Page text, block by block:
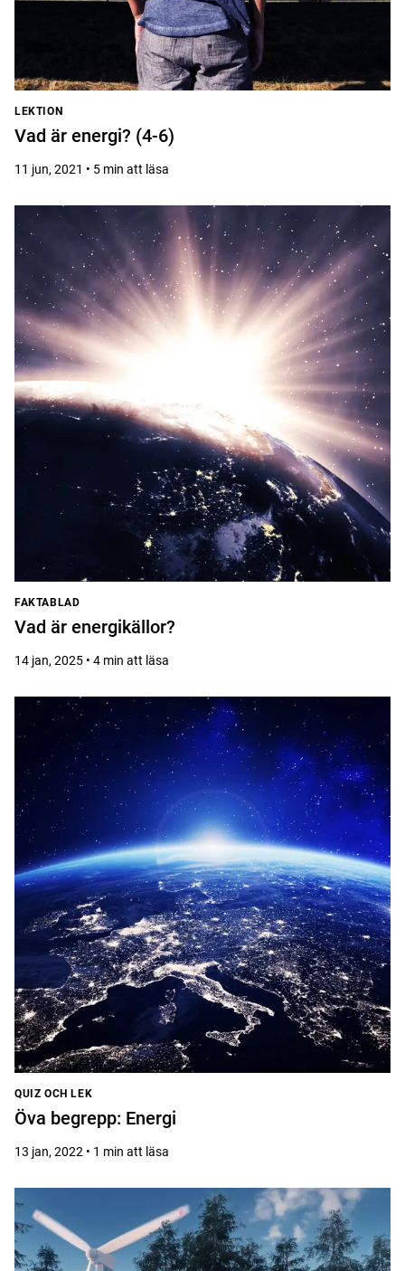
LEKTION
Vad är energi? (4-6)
11 jun, 2021 • 5 min att läsa
FAKTABLAD
Vad är energikällor?
14 jan, 2025 • 4 min att läsa
QUIZ OCH LEK
Öva begrepp: Energi
13 jan, 2022 • 1 min att läsa